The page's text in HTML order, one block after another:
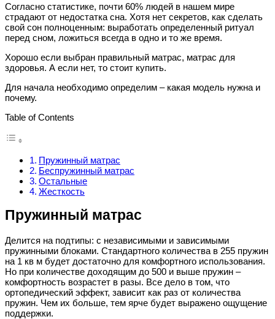
Согласно статистике, почти 60% людей в нашем мире
страдают от недостатка сна. Хотя нет секретов, как сделать
свой сон полноценным: выработать определенный ритуал
перед сном, ложиться всегда в одно и то же время.
Хорошо если выбран правильный матрас, матрас для
здоровья. А если нет, то стоит купить.
Для начала необходимо определим – какая модель нужна и
почему.
Table of Contents
Пружинный матрас
Беспружинный матрас
Остальные
Жесткость
Пружинный матрас
Делится на подтипы: с независимыми и зависимыми
пружинными блоками. Стандартного количества в 255 пружин
на 1 кв м будет достаточно для комфортного использования.
Но при количестве доходящим до 500 и выше пружин –
комфортность возрастет в разы. Все дело в том, что
ортопедический эффект, зависит как раз от количества
пружин. Чем их больше, тем ярче будет выражено ощущение
поддержки.